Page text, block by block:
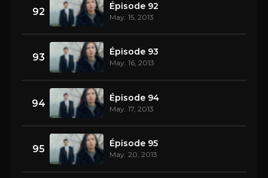
92 Épisode 92
May. 15, 2013
93 Épisode 93
May. 16, 2013
94 Épisode 94
May. 17, 2013
95 Épisode 95
May. 20, 2013